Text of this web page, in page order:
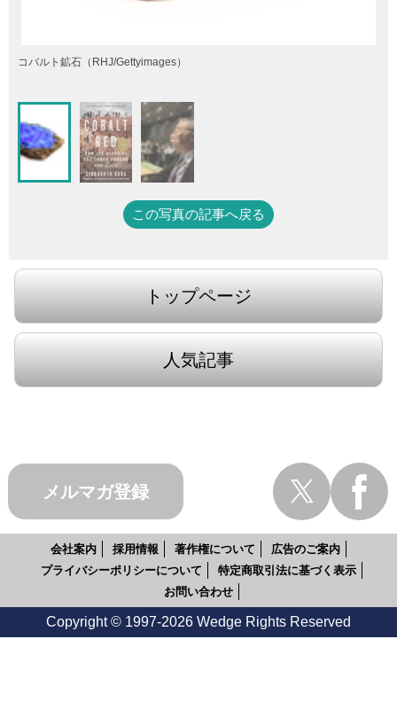
コバルト鉱石（RHJ/Gettyimages）
この写真の記事へ戻る
トップページ
人気記事
メルマガ登録
会社案内 採用情報 著作権について
広告のご案内
プライバシーポリシーについて
特定商取引法に基づく表示
お問い合わせ
Copyright © 1997-2026 Wedge Rights Reserved